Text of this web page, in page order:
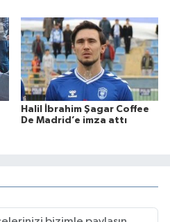
Halil İbrahim Şagar Coffee
De Madrid’e imza attı